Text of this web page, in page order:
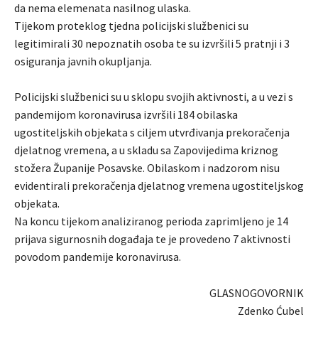
da nema elemenata nasilnog ulaska.
Tijekom proteklog tjedna policijski službenici su
legitimirali 30 nepoznatih osoba te su izvršili 5 pratnji i 3
osiguranja javnih okupljanja.
Policijski službenici su u sklopu svojih aktivnosti, a u vezi s
pandemijom koronavirusa izvršili 184 obilaska
ugostiteljskih objekata s ciljem utvrđivanja prekoračenja
djelatnog vremena, a u skladu sa Zapovijedima kriznog
stožera Županije Posavske. Obilaskom i nadzorom nisu
evidentirali prekoračenja djelatnog vremena ugostiteljskog
objekata.
Na koncu tijekom analiziranog perioda zaprimljeno je 14
prijava sigurnosnih događaja te je provedeno 7 aktivnosti
povodom pandemije koronavirusa.
GLASNOGOVORNIK
Zdenko Ćubel